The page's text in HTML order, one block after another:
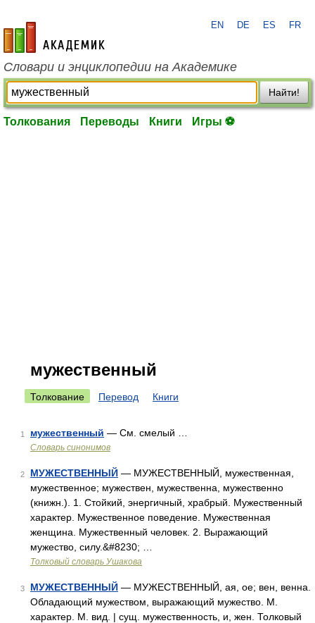
academic.ru
EN DE ES FR
Словари и энциклопедии на Академике
Найти!
Толкования Переводы Книги Игры ⚽
мужественный
Толкование Перевод Книги
1 мужественный — См. смелый …
Словарь синонимов
2 МУЖЕСТВЕННЫЙ — МУЖЕСТВЕННЫЙ, мужественная,
мужественное; мужествен, мужественна, мужественно
(книжн.). 1. Стойкий, энергичный, храбрый. Мужественный
характер. Мужественное поведение. Мужественная
женщина. Мужественный человек. 2. Выражающий
мужество, силу.&#8230; …
Толковый словарь Ушакова
3 МУЖЕСТВЕННЫЙ — МУЖЕСТВЕННЫЙ, ая, ое; вен, венна.
Обладающий мужеством, выражающий мужество. М.
характер. М. вид. | сущ. мужественность, и, жен. Толковый